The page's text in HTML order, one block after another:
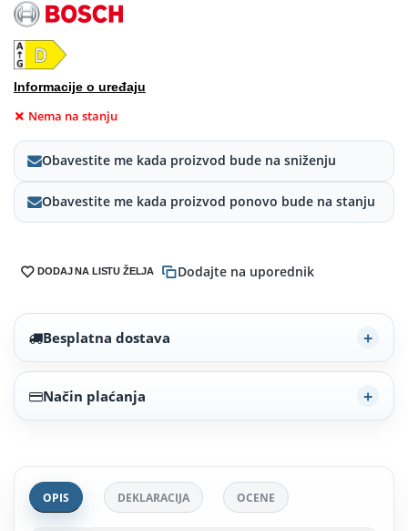
Informacije o uređaju
Nema na stanju
Obavestite me kada proizvod bude na sniženju
Obavestite me kada proizvod ponovo bude na stanju
DODAJ NA LISTU ŽELJA Dodajte na uporednik
Besplatna dostava
Način plaćanja
OPIS DEKLARACIJA OCENE